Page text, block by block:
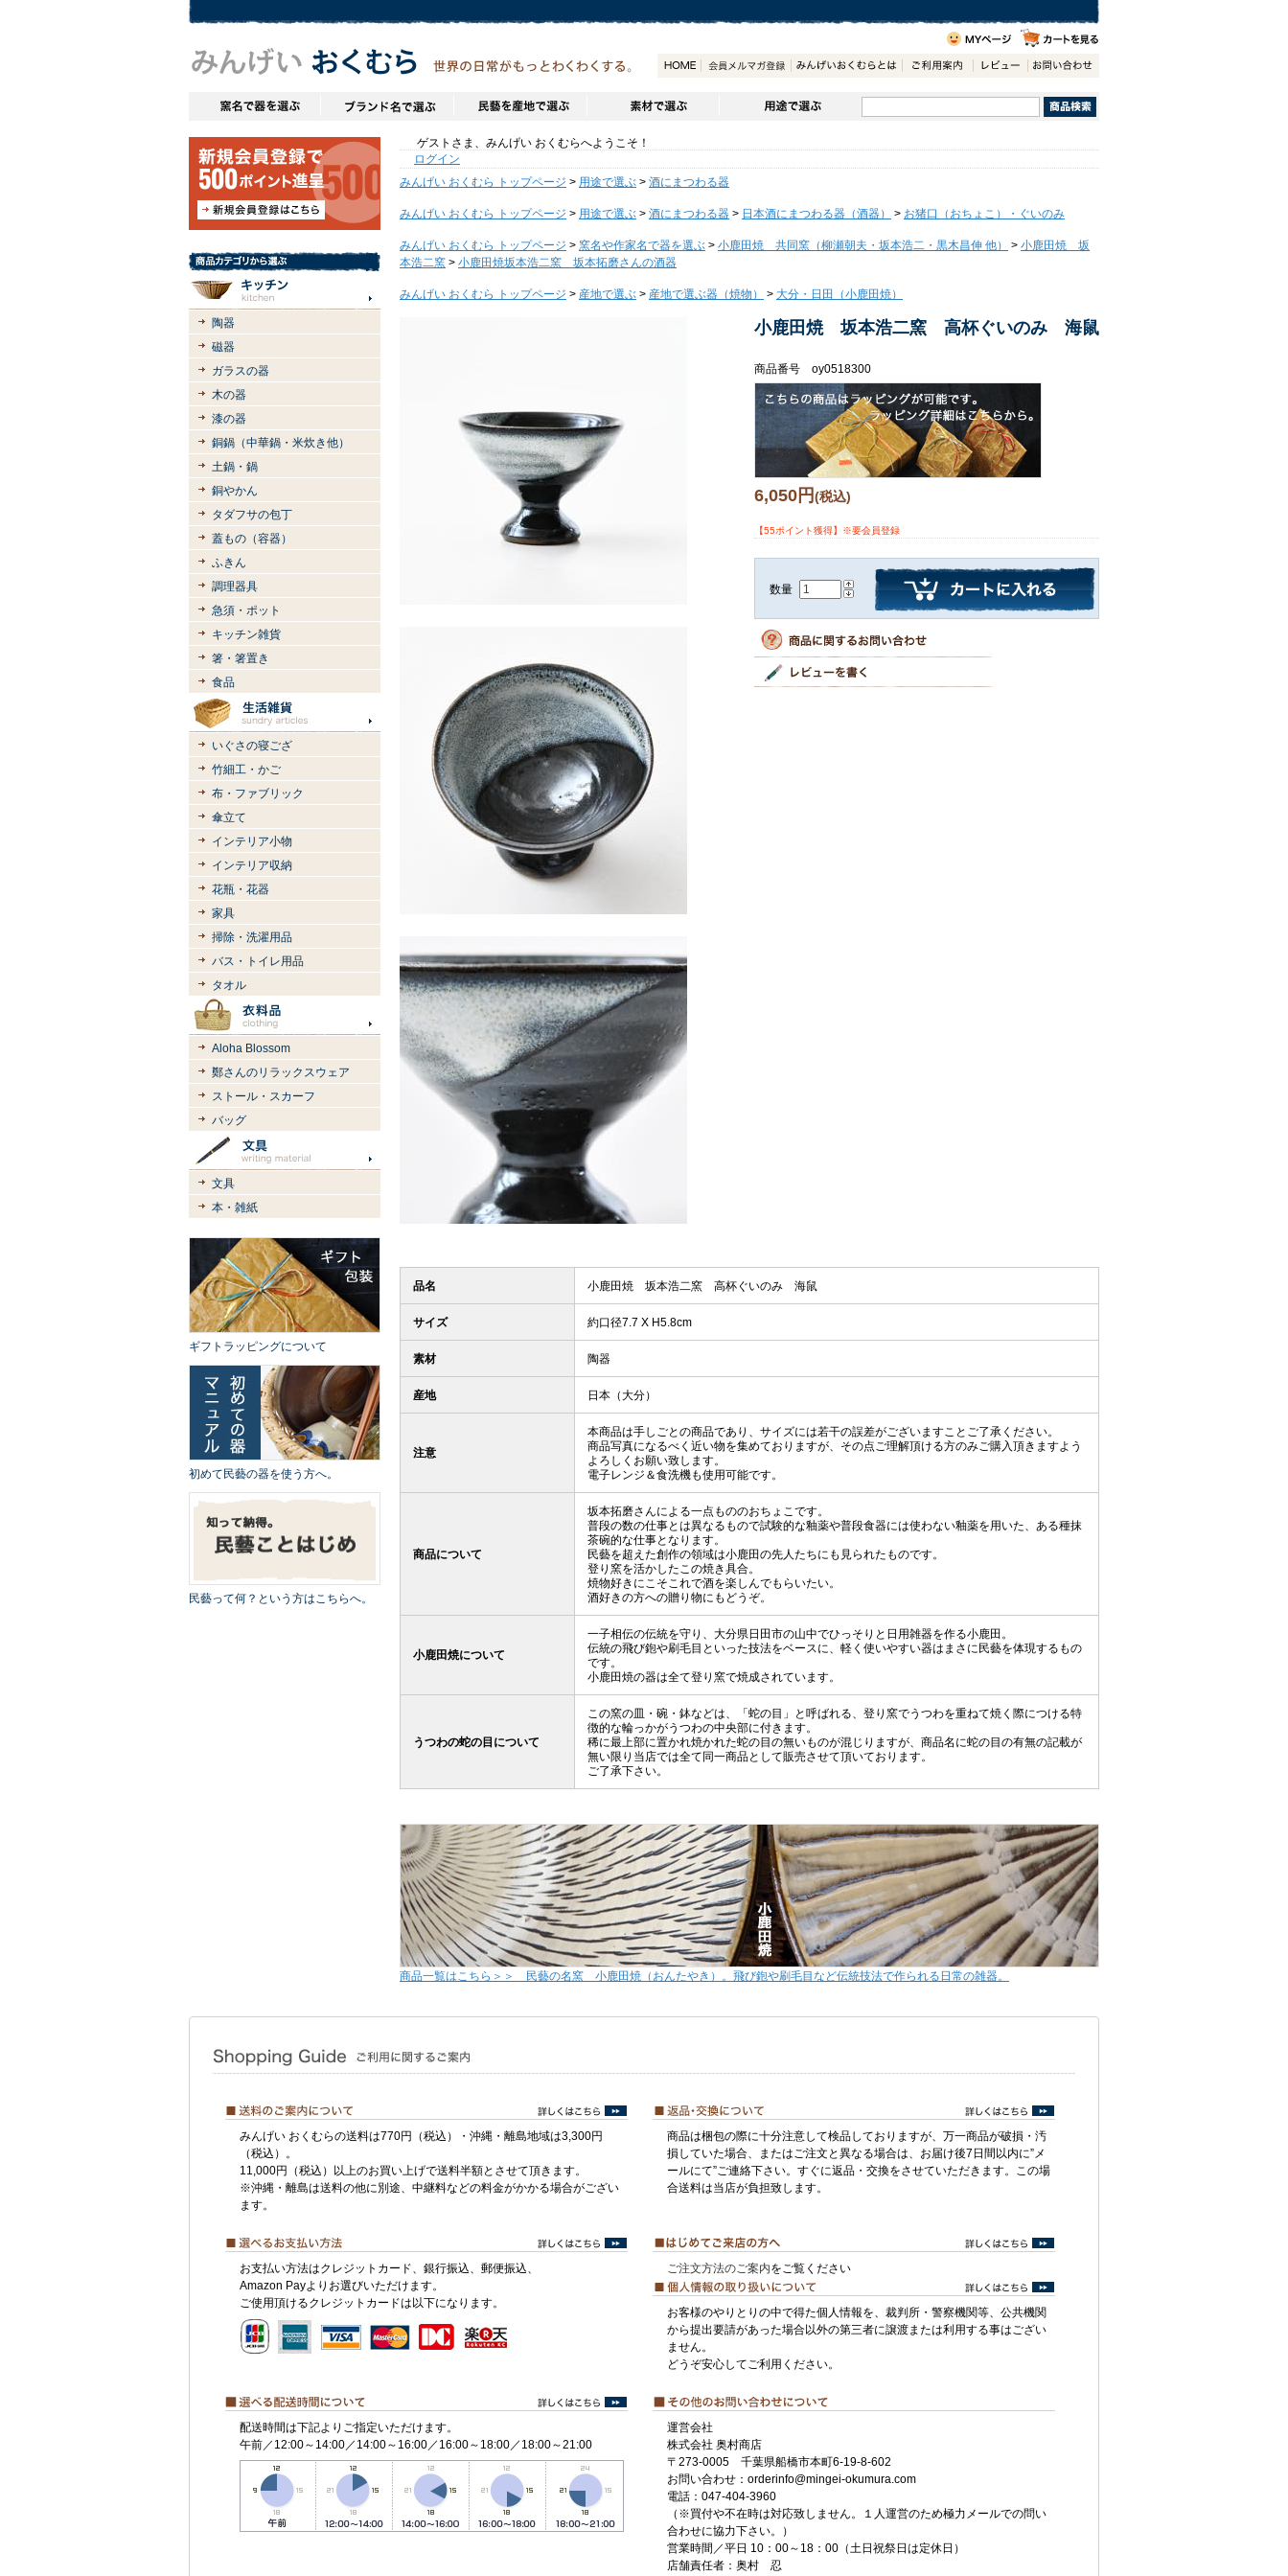
陶器
磁器
ガラスの器
木の器
漆の器
銅鍋（中華鍋・米炊き他）
土鍋・鍋
銅やかん
タダフサの包丁
蓋もの（容器）
ふきん
調理器具
急須・ポット
キッチン雑貨
箸・箸置き
食品
いぐさの寝ござ
竹細工・かご
布・ファブリック
傘立て
インテリア小物
インテリア収納
花瓶・花器
家具
掃除・洗濯用品
バス・トイレ用品
タオル
Aloha Blossom
鄭さんのリラックスウェア
ストール・スカーフ
バッグ
文具
本・雑紙
ギフトラッピングについて
初めて民藝の器を使う方へ。
民藝って何？という方はこちらへ。
ゲストさま、みんげい おくむらへようこそ！
ログイン
みんげい おくむら トップページ > 用途で選ぶ > 酒にまつわる器
みんげい おくむら トップページ > 用途で選ぶ > 酒にまつわる器 > 日本酒にまつわる器（酒器） > お猪口（おちょこ）・ぐいのみ
みんげい おくむら トップページ > 窯名や作家名で器を選ぶ > 小鹿田焼 共同窯（柳瀬朝夫・坂本浩二・黒木昌伸 他） > 小鹿田焼 坂
本浩二窯 > 小鹿田焼坂本浩二窯 坂本拓磨さんの酒器
みんげい おくむら トップページ > 産地で選ぶ > 産地で選ぶ器（焼物） > 大分・日田（小鹿田焼）
小鹿田焼 坂本浩二窯 高杯ぐいのみ 海鼠
商品番号 oy0518300
6,050円(税込)
【55ポイント獲得】※要会員登録
数量
品名 小鹿田焼 坂本浩二窯 高杯ぐいのみ 海鼠
サイズ 約口径7.7 X H5.8cm
素材 陶器
産地 日本（大分）
注意
本商品は手しごとの商品であり、サイズには若干の誤差がございますことご了承ください。
商品写真になるべく近い物を集めておりますが、その点ご理解頂ける方のみご購入頂きますよう
よろしくお願い致します。
電子レンジ＆食洗機も使用可能です。
商品について
坂本拓磨さんによる一点もののおちょこです。
普段の数の仕事とは異なるもので試験的な釉薬や普段食器には使わない釉薬を用いた、ある種抹
茶碗的な仕事となります。
民藝を超えた創作の領域は小鹿田の先人たちにも見られたものです。
登り窯を活かしたこの焼き具合。
焼物好きにこそこれで酒を楽しんでもらいたい。
酒好きの方への贈り物にもどうぞ。
小鹿田焼について
一子相伝の伝統を守り、大分県日田市の山中でひっそりと日用雑器を作る小鹿田。
伝統の飛び鉋や刷毛目といった技法をベースに、軽く使いやすい器はまさに民藝を体現するもの
です。
小鹿田焼の器は全て登り窯で焼成されています。
うつわの蛇の目について
この窯の皿・碗・鉢などは、「蛇の目」と呼ばれる、登り窯でうつわを重ねて焼く際につける特
徴的な輪っかがうつわの中央部に付きます。
稀に最上部に置かれ焼かれた蛇の目の無いものが混じりますが、商品名に蛇の目の有無の記載が
無い限り当店では全て同一商品として販売させて頂いております。
ご了承下さい。
商品一覧はこちら＞＞ 民藝の名窯 小鹿田焼（おんたやき）。飛び鉋や刷毛目など伝統技法で作られる日常の雑器。
みんげい おくむらの送料は770円（税込）・沖縄・離島地域は3,300円
（税込）。
11,000円（税込）以上のお買い上げで送料半額とさせて頂きます。
※沖縄・離島は送料の他に別途、中継料などの料金がかかる場合がござい
ます。
商品は梱包の際に十分注意して検品しておりますが、万一商品が破損・汚
損していた場合、またはご注文と異なる場合は、お届け後7日間以内に”メ
ールにて”ご連絡下さい。すぐに返品・交換をさせていただきます。この場
合送料は当店が負担致します。
お支払い方法はクレジットカード、銀行振込、郵便振込、
Amazon Payよりお選びいただけます。
ご使用頂けるクレジットカードは以下になります。
ご注文方法のご案内をご覧ください
お客様のやりとりの中で得た個人情報を、裁判所・警察機関等、公共機関
から提出要請があった場合以外の第三者に譲渡または利用する事はござい
ません。
どうぞ安心してご利用ください。
配送時間は下記よりご指定いただけます。
午前／12:00～14:00／14:00～16:00／16:00～18:00／18:00～21:00
運営会社
株式会社 奥村商店
〒273-0005 千葉県船橋市本町6-19-8-602
お問い合わせ：orderinfo@mingei-okumura.com
電話：047-404-3960
（※買付や不在時は対応致しません。１人運営のため極力メールでの問い
合わせに協力下さい。）
営業時間／平日 10：00～18：00（土日祝祭日は定休日）
店舗責任者：奥村 忍